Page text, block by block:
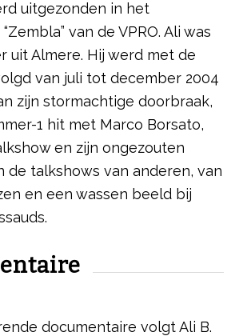
uitgezonden in het
van de VPRO. Ali was
uit Almere. Hij werd met de
van juli tot december 2004
zijn stormachtige doorbraak,
1 hit met Marco Borsato,
en zijn ongezouten
de talkshows van anderen, van
en een wassen beeld bij
documentaire volgt Ali B.